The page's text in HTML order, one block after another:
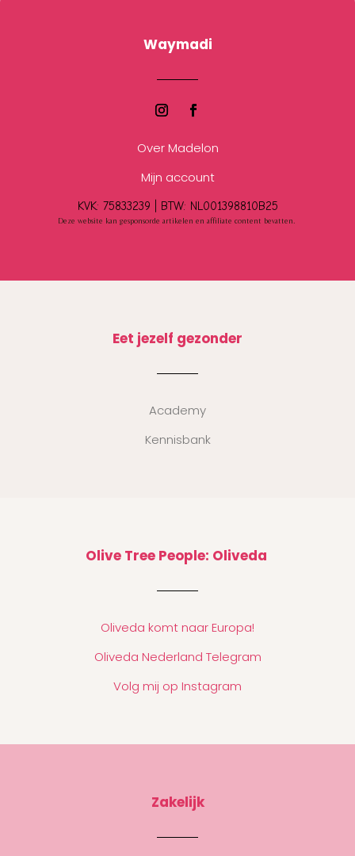
Waymadi
Over Madelon
Mijn account
KVK: 75833239 | BTW: NL001398810B25
Deze website kan gesponsorde artikelen en affiliate content bevatten.
Eet jezelf gezonder
Academy
Kennisbank
Olive Tree People: Oliveda
Oliveda komt naar Europa!
Oliveda Nederland Telegram
Volg mij op Instagram
Zakelijk